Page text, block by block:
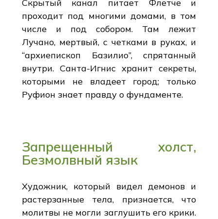
Скрытый канал питает Флетче и
проходит под многими домами, в том
числе и под собором. Там лежит
Лучано, мертвый, с четками в руках, и
“архиепископ Базилио”, спрятанный
внутри. Санта-Игнис хранит секреты,
которыми не владеет город; только
Руфион знает правду о фундаменте.
Запрещенный холст,
Безмолвный язык
Художник, который видел демонов и
растерзанные тела, признается, что
молитвы не могли заглушить его крики.